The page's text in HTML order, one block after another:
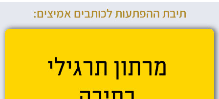
תיבת ההפתעות לכותבים אמיצים: